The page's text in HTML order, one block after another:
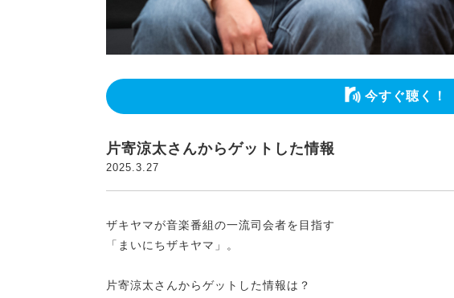
今すぐ聴く！
片寄涼太さんからゲットした情報
2025.3.27
ザキヤマが音楽番組の一流司会者を目指す
「まいにちザキヤマ」。
片寄涼太さんからゲットした情報は？